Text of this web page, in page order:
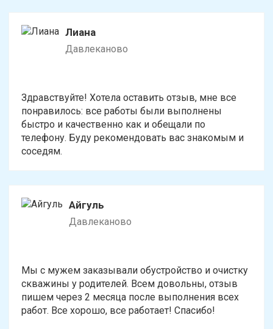
Лиана
Давлеканово
Здравствуйте! Хотела оставить отзыв, мне все
понравилось: все работы были выполнены
быстро и качественно как и обещали по
телефону. Буду рекомендовать вас знакомым и
соседям.
Айгуль
Давлеканово
Мы с мужем заказывали обустройство и очистку
скважины у родителей. Всем довольны, отзыв
пишем через 2 месяца после выполнения всех
работ. Все хорошо, все работает! Спасибо!